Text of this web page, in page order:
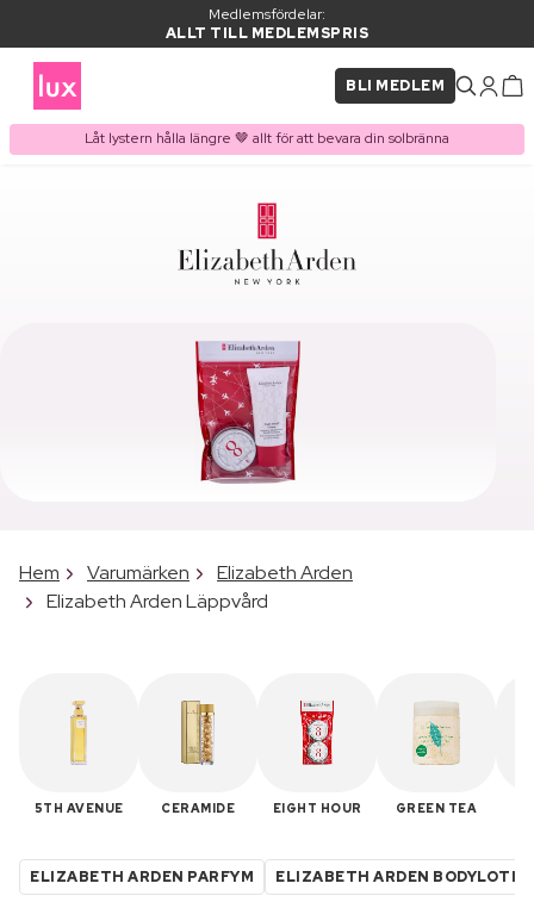
Medlemsfördelar:
ALLT TILL MEDLEMSPRIS
BLI MEDLEM
Låt lystern hålla längre 🤎 allt för att bevara din solbränna
Hem Varumärken
Elizabeth Arden
Elizabeth Arden Läppvård
5TH AVENUE CERAMIDE EIGHT HOUR GREEN TEA
ELIZABETH ARDEN PARFYM ELIZABETH ARDEN